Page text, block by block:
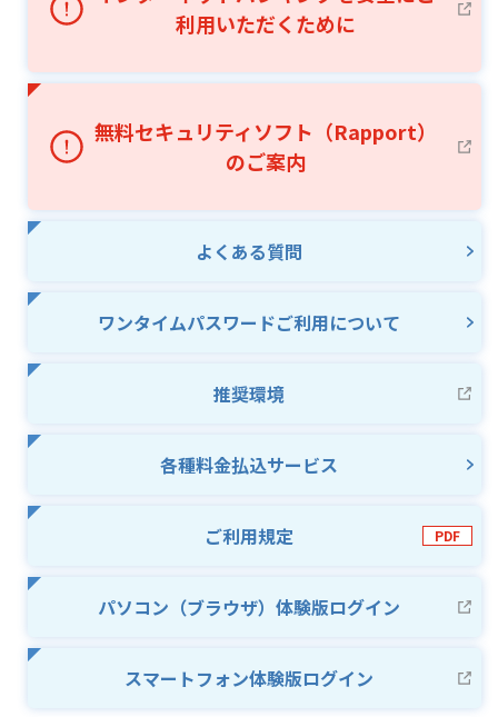
利用いただくために
無料セキュリティソフト （Rapport）
のご案内
よくある質問
ワンタイムパスワードご利用について
推奨環境
各種料金払込サービス
ご利用規定
パソコン（ブラウザ）体験版ログイン
スマートフォン体験版ログイン